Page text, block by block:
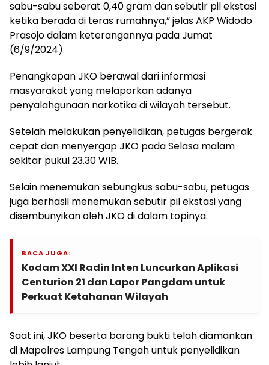
sabu-sabu seberat 0,40 gram dan sebutir pil ekstasi
ketika berada di teras rumahnya,” jelas AKP Widodo
Prasojo dalam keterangannya pada Jumat
(6/9/2024).
Penangkapan JKO berawal dari informasi
masyarakat yang melaporkan adanya
penyalahgunaan narkotika di wilayah tersebut.
Setelah melakukan penyelidikan, petugas bergerak
cepat dan menyergap JKO pada Selasa malam
sekitar pukul 23.30 WIB.
Selain menemukan sebungkus sabu-sabu, petugas
juga berhasil menemukan sebutir pil ekstasi yang
disembunyikan oleh JKO di dalam topinya.
BACA JUGA:
Kodam XXI Radin Inten Luncurkan Aplikasi
Centurion 21 dan Lapor Pangdam untuk
Perkuat Ketahanan Wilayah
Saat ini, JKO beserta barang bukti telah diamankan
di Mapolres Lampung Tengah untuk penyelidikan